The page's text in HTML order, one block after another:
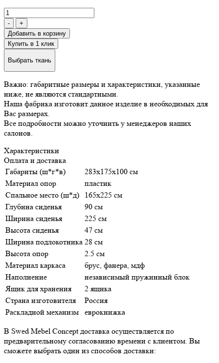
-
+
Добавить в корзину
Купить в 1 клик
Выбрать ткань
Важно: габаритные размеры и характеристики, указанные
ниже, не являются стандартными.
Наша фабрика изготовит данное изделие в необходимых для
Вас размерах.
Все подробности можно уточнить у менеджеров наших
салонов.
Характеристики
Оплата и доставка
Габариты (ш*г*в)
283х175х100 см
Материал опор
пластик
Спальное место (ш*д)
165х225 см
Глубина сиденья
90 см
Ширина сиденья
225 см
Высота сиденья
47 см
Ширина подлокотника 28 см
Высота опор
2.5 см
Материал каркаса
брус, фанера, мдф
Наполнение
независимый пружинный блок
Ящик для хранения
2 ящика
Страна изготовителя
Россия
Раскладной механизм
еврокнижка
В Swed Mebel Concept доставка осуществляется по
предварительному согласованию времени с клиентом. Вы
сможете выбрать один из способов доставки: